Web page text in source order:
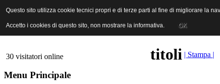
ANICA | Associazione Nazionale Industrie Cinematografiche
30 visitatori online
Menu Principale
titoli | Stampa |
Questo sito utilizza cookie tecnici propri e di terze parti al fine di migliorare la
Accetto i cookies di questo sito, non mostrare la informativa. OK
Questo sito utilizza cookie tecnici propri e di terze parti al fine di migliorare la
Accetto i cookies di questo sito, non mostrare la informativa. OK